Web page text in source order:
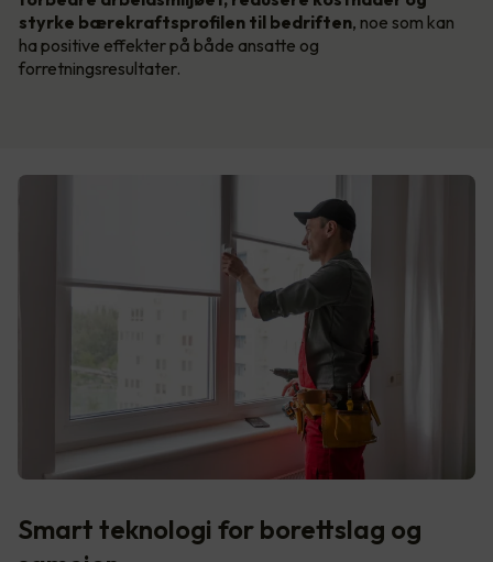
styrke bærekraftsprofilen til bedriften, noe som kan
ha positive effekter på både ansatte og
forretningsresultater.
Smart teknologi for borettslag og